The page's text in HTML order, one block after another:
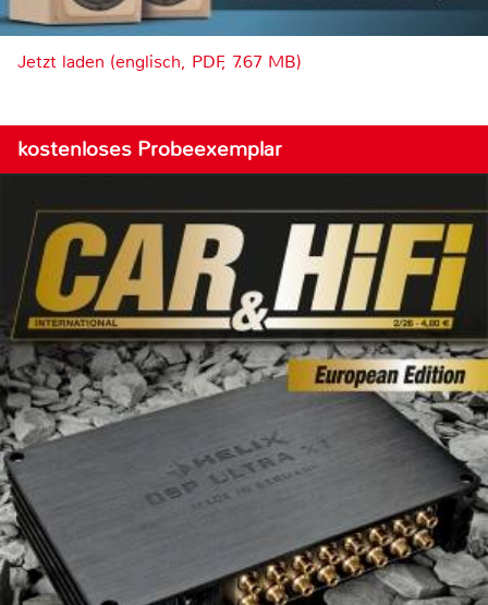
Jetzt laden (englisch, PDF, 7.67 MB)
kostenloses Probeexemplar